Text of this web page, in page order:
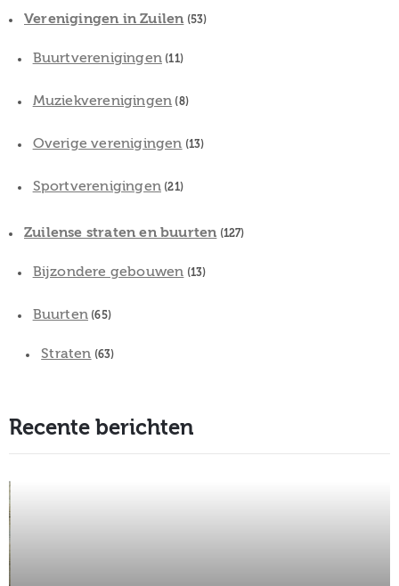
Verenigingen in Zuilen (53)
Buurtverenigingen (11)
Muziekverenigingen (8)
Overige verenigingen (13)
Sportverenigingen (21)
Zuilense straten en buurten (127)
Bijzondere gebouwen (13)
Buurten (65)
Straten (63)
Recente berichten